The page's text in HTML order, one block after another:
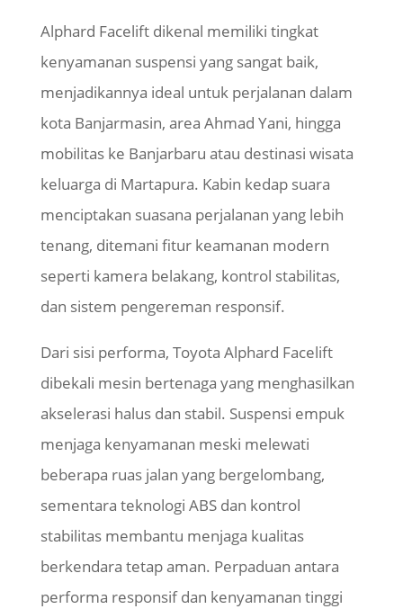
Alphard Facelift dikenal memiliki tingkat
kenyamanan suspensi yang sangat baik,
menjadikannya ideal untuk perjalanan dalam
kota Banjarmasin, area Ahmad Yani, hingga
mobilitas ke Banjarbaru atau destinasi wisata
keluarga di Martapura. Kabin kedap suara
menciptakan suasana perjalanan yang lebih
tenang, ditemani fitur keamanan modern
seperti kamera belakang, kontrol stabilitas,
dan sistem pengereman responsif.
Dari sisi performa, Toyota Alphard Facelift
dibekali mesin bertenaga yang menghasilkan
akselerasi halus dan stabil. Suspensi empuk
menjaga kenyamanan meski melewati
beberapa ruas jalan yang bergelombang,
sementara teknologi ABS dan kontrol
stabilitas membantu menjaga kualitas
berkendara tetap aman. Perpaduan antara
performa responsif dan kenyamanan tinggi